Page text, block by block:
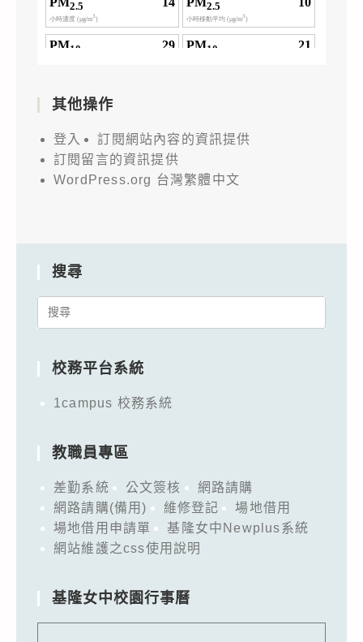
其他操作
登入
訂閱網站內容的資訊提供
訂閱留言的資訊提供
WordPress.org 台灣繁體中文
搜尋
Search
校務平台系統
1campus 校務系統
教職員專區
差勤系統 公文簽核
網路請購
網路請購(備用)
維修登記
場地借用
場地借用申請單
基隆女中Newplus系統
網站維護之css使用說明
基隆女中校園行事曆